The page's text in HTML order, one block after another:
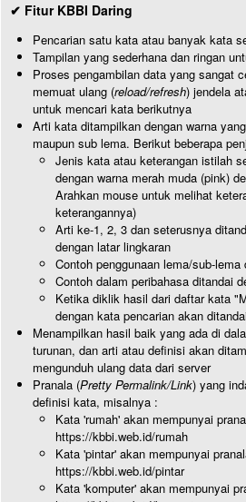
✔ Fitur KBBI Daring
Pencarian satu kata atau banyak kata
Tampilan yang sederhana dan ringan
Proses pengambilan data yang sangat
memuat ulang (reload/refresh) jendela
untuk mencari kata berikutnya
Arti kata ditampilkan dengan warna
maupun sub lema. Berikut beberapa
Jenis kata atau keterangan istilah
dengan warna merah muda (pink)
Arahkan mouse untuk melihat
keterangannya)
Arti ke-1, 2, 3 dan seterusnya
dengan latar lingkaran
Contoh penggunaan lema/sub-
Contoh dalam peribahasa ditandai
Ketika diklik hasil dari daftar kata
dengan kata pencarian akan
Menampilkan hasil baik yang ada di
turunan, dan arti atau definisi akan
mengunduh ulang data dari server
Pranala (Pretty Permalink/Link) yang
definisi kata, misalnya :
Kata 'rumah' akan mempunyai
https://kbbi.web.id/rumah
Kata 'pintar' akan mempunyai
https://kbbi.web.id/pintar
Kata 'komputer' akan mempunyai